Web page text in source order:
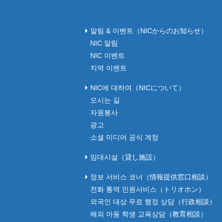
알림 & 이벤트（NICからのお知らせ）
NIC 알림
NIC 이벤트
지역 이벤트
NIC에 대하여（NICについて）
오시는 길
자원봉사
광고
소셜 미디어 공식 계정
임대시설（貸し施設）
정보 서비스 코너（情報提供窓口相談）
전화 통역 민원서비스（トリオホン）
외국인 대상 무료 행정 상담（行政相談）
해외 아동 학생 교육상담（教育相談）